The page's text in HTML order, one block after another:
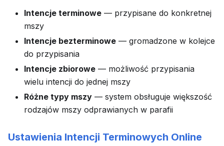
Intencje terminowe — przypisane do konkretnej
mszy
Intencje bezterminowe — gromadzone w kolejce
do przypisania
Intencje zbiorowe — możliwość przypisania
wielu intencji do jednej mszy
Różne typy mszy — system obsługuje większość
rodzajów mszy odprawianych w parafii
Ustawienia Intencji Terminowych Online